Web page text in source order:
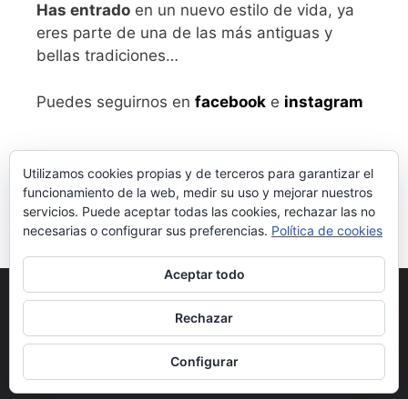
Has entrado en un nuevo estilo de vida, ya
eres parte de una de las más antiguas y
bellas tradiciones…
Puedes seguirnos en facebook e instagram
Aviso legaly Política de Privacidad
Condiciones generales de compra
• Creado con
Utilizamos cookies propias y de terceros para garantizar el
funcionamiento de la web, medir su uso y mejorar nuestros
servicios. Puede aceptar todas las cookies, rechazar las no
necesarias o configurar sus preferencias. Política de cookies
Aceptar todo
Rechazar
Configurar